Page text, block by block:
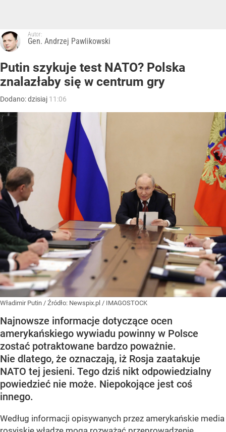
Autor:
Gen. Andrzej Pawlikowski
Putin szykuje test NATO? Polska
znalazłaby się w centrum gry
Dodano:dzisiaj 11:06
Władimir Putin / Źródło: Newspix.pl / IMAGOSTOCK
Najnowsze informacje dotyczące ocen
amerykańskiego wywiadu powinny w Polsce
zostać potraktowane bardzo poważnie.
Nie dlatego, że oznaczają, iż Rosja zaatakuje
NATO tej jesieni. Tego dziś nikt odpowiedzialny
powiedzieć nie może. Niepokojące jest coś
innego.
Według informacji opisywanych przez amerykańskie media